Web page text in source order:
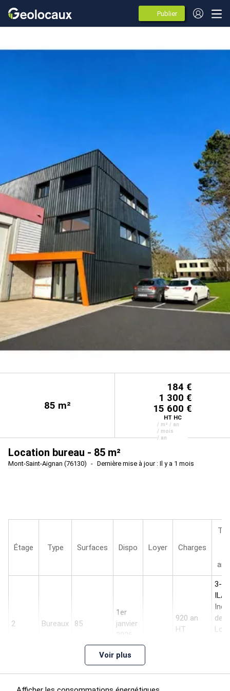
Publier
des
annonces
85 m²
184 €
1 300 €
15 600 €
HT HC
/ m² / an
/ mois
/ an
Location bureau - 85 m²
Mont-Saint-Aignan (76130) Dernière mise à jour : Il y a 1 mois
Étage Type Surfaces Dispo Loyer Charges
2 Bureaux 85
1er
janvier
2026
920 an
HT
3-
ILAT
des
Voir plus